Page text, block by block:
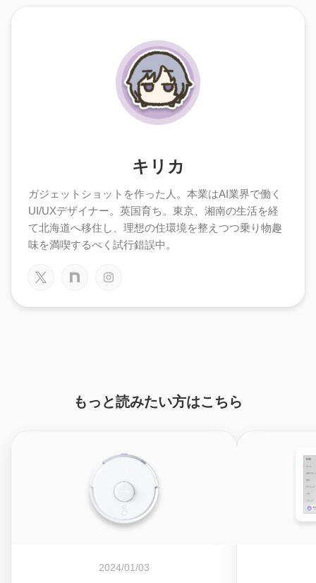
キリカ
ガジェットショットを作った人。本業はAI業界で働く
UI/UXデザイナー。英国育ち。東京、湘南の生活を経
て北海道へ移住し、理想の住環境を整えつつ乗り物趣
味を満喫するべく試行錯誤中。
もっと読みたい方はこちら
2024/01/03